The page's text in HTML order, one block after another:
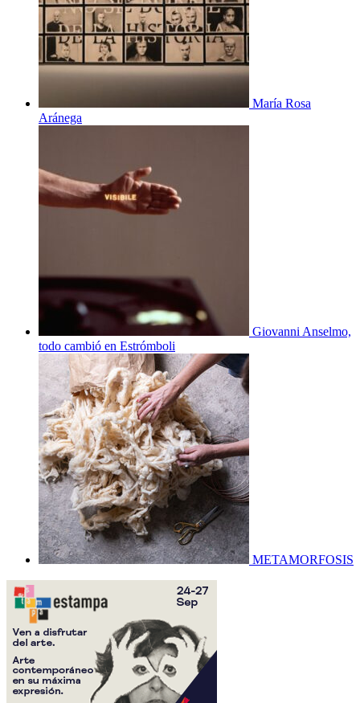
María Rosa
Aránega
Giovanni Anselmo,
todo cambió en Estrómboli
METAMORFOSIS